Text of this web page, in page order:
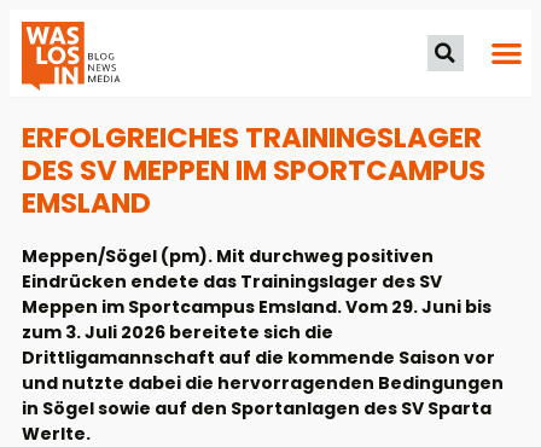
ERFOLGREICHES TRAININGSLAGER
DES SV MEPPEN IM SPORTCAMPUS
EMSLAND
Meppen/Sögel (pm). Mit durchweg positiven
Eindrücken endete das Trainingslager des SV
Meppen im Sportcampus Emsland. Vom 29. Juni bis
zum 3. Juli 2026 bereitete sich die
Drittligamannschaft auf die kommende Saison vor
und nutzte dabei die hervorragenden Bedingungen
in Sögel sowie auf den Sportanlagen des SV Sparta
Werlte.